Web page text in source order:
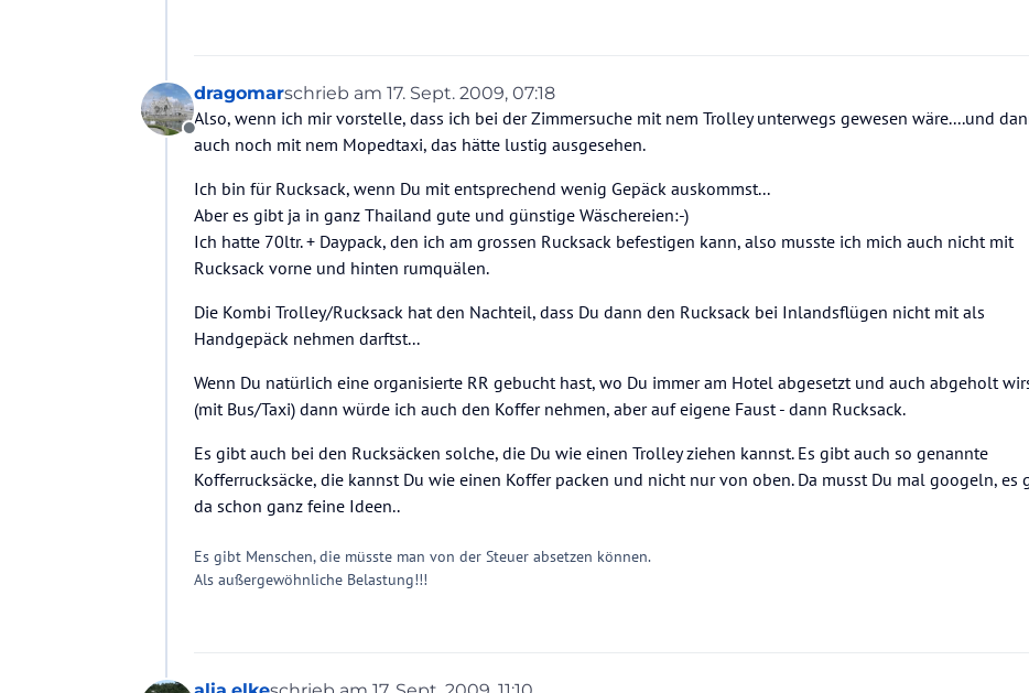
Offline
dragomarschrieb am 17. Sept. 2009, 07:18
zuletzt editiert von
Also, wenn ich mir vorstelle, dass ich bei der Zimmersuche mit nem Trolley unterwegs gewesen wäre....und
auch noch mit nem Mopedtaxi, das hätte lustig ausgesehen.
Ich bin für Rucksack, wenn Du mit entsprechend wenig Gepäck auskommst...
Aber es gibt ja in ganz Thailand gute und günstige Wäschereien:-)
Ich hatte 70ltr. + Daypack, den ich am grossen Rucksack befestigen kann, also musste ich mich auch nicht mit
Rucksack vorne und hinten rumquälen.
Die Kombi Trolley/Rucksack hat den Nachteil, dass Du dann den Rucksack bei Inlandsflügen nicht mit als
Handgepäck nehmen darftst...
Wenn Du natürlich eine organisierte RR gebucht hast, wo Du immer am Hotel abgesetzt und auch abgeholt
(mit Bus/Taxi) dann würde ich auch den Koffer nehmen, aber auf eigene Faust - dann Rucksack.
Es gibt auch bei den Rucksäcken solche, die Du wie einen Trolley ziehen kannst. Es gibt auch so genannte
Kofferrucksäcke, die kannst Du wie einen Koffer packen und nicht nur von oben. Da musst Du mal googeln, es
da schon ganz feine Ideen..
Es gibt Menschen, die müsste man von der Steuer absetzen können.
Als außergewöhnliche Belastung!!!